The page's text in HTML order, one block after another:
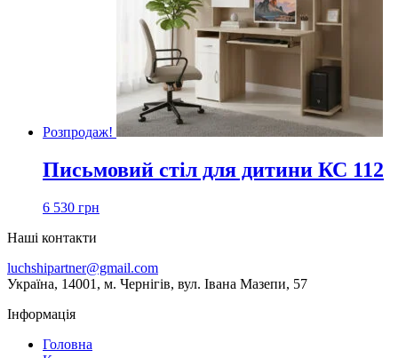
Розпродаж!
Письмовий стіл для дитини КС 112
6 530 грн
Наші контакти
luchshipartner@gmail.com
Українa, 14001, м. Чернігів, вул. Івана Мазепи, 57
Інформація
Головна